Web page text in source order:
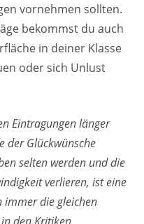
vornehmen sollten.
bekommst du auch
in deiner Klasse
oder sich Unlust
Eintragungen länger
der Glückwünsche
selten werden und die
verlieren, ist eine
immer die gleichen